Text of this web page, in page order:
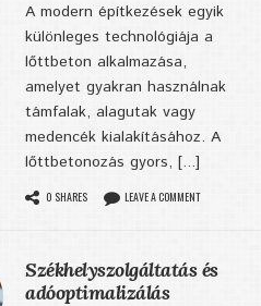
A modern építkezések egyik
különleges technológiája a
lőttbeton alkalmazása,
amelyet gyakran használnak
támfalak, alagutak vagy
medencék kialakításához. A
lőttbetonozás gyors, [...]
0 SHARES LEAVE A COMMENT
Székhelyszolgáltatás és
adóoptimalizálás